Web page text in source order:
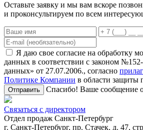
Оставьте заявку и мы вам вскоре
и проконсультируем по всем
Я даю свое согласие на обработку
данных в соответствии с законом
данных» от 27.07.2006., согласно
Политике Компании в области защиты
Отправить Спасибо! Ваше сообщение
Связаться с директором
Отдел продаж Санкт-Петербург
г. Санкт-Петербург, пр. Стачек, д. 47,